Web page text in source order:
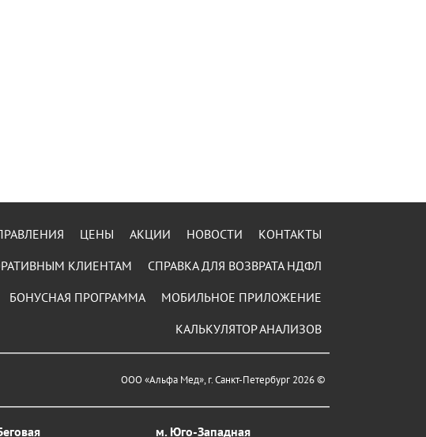
КОНТАКТЫ
НОВОСТИ
АКЦИИ
ЦЕНЫ
СПРАВКА ДЛЯ ВОЗВРАТА НДФЛ
КЛИЕНТАМ
МОБИЛЬНОЕ ПРИЛОЖЕНИЕ
БОНУСНАЯ ПРОГРАММА
КАЛЬКУЛЯТОР АНАЛИЗОВ
ООО «Альфа Мед», г. Санкт-Петербург 2026 ©
м. Юго-Западная